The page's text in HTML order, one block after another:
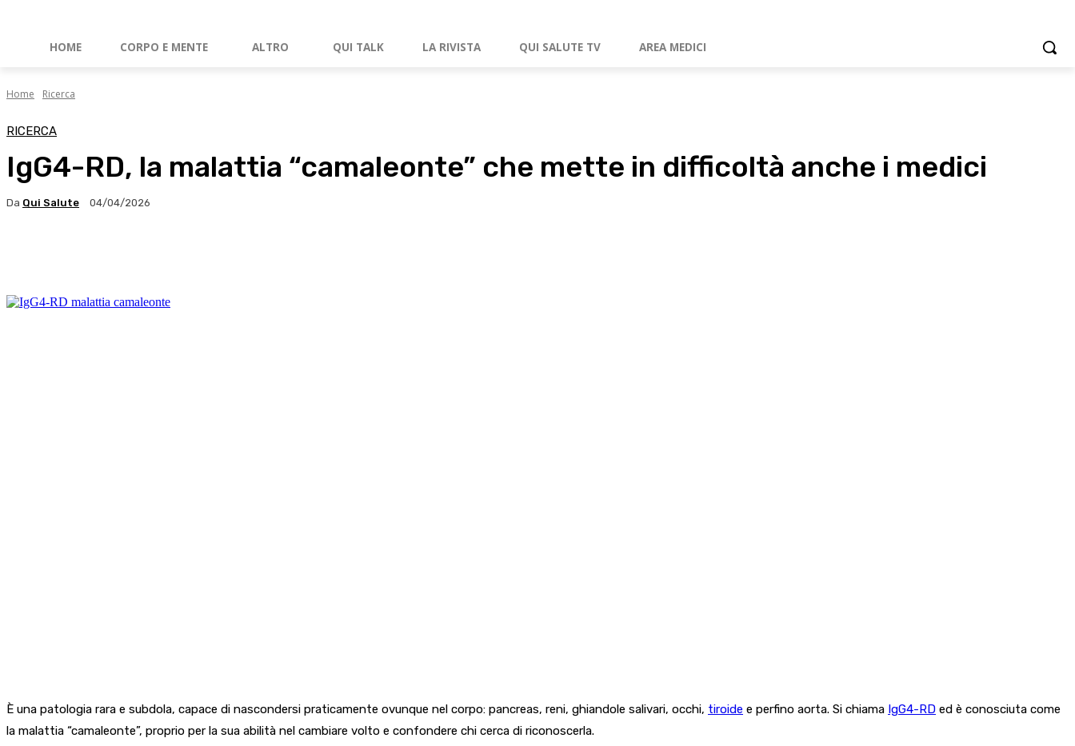
HOME CORPO E MENTE ALTRO QUI TALK LA RIVISTA QUI SALUTE TV AREA MEDICI
Home Ricerca
RICERCA
IgG4-RD, la malattia “camaleonte” che mette in difficoltà anche i medici
Da Qui Salute 04/04/2026
È una patologia rara e subdola, capace di nascondersi praticamente ovunque nel corpo: pancreas, reni, ghiandole salivari, occhi, tiroide e perfino aorta. Si chiama IgG4-RD ed è conosciuta come
la malattia “camaleonte”, proprio per la sua abilità nel cambiare volto e confondere chi cerca di riconoscerla.